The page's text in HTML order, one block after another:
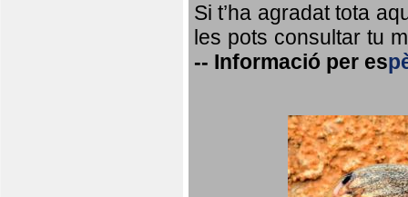
Si t’ha agradat tota
les pots consultar tu
-- Informació per es